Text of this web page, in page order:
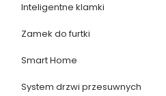
Inteligentne klamki
Zamek do furtki
Smart Home
System drzwi przesuwnych